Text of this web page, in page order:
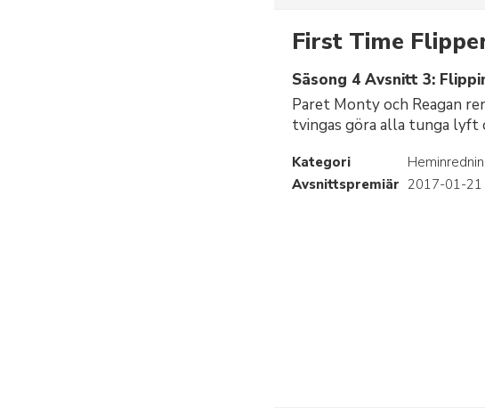
First Time
Säsong 4 Avsnitt 3:
Paret Monty och Reagan
tvingas göra alla tunga lyft
Kategori
Avsnittspremiär 2017-01-21